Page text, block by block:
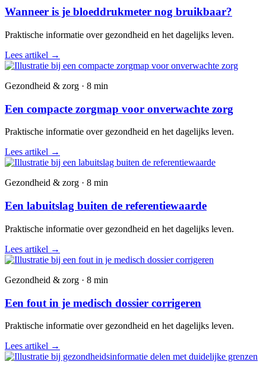
Wanneer is je bloeddrukmeter nog bruikbaar?
Praktische informatie over gezondheid en het dagelijks leven.
Lees artikel →
Gezondheid & zorg · 8 min
Een compacte zorgmap voor onverwachte zorg
Praktische informatie over gezondheid en het dagelijks leven.
Lees artikel →
Gezondheid & zorg · 8 min
Een labuitslag buiten de referentiewaarde
Praktische informatie over gezondheid en het dagelijks leven.
Lees artikel →
Gezondheid & zorg · 8 min
Een fout in je medisch dossier corrigeren
Praktische informatie over gezondheid en het dagelijks leven.
Lees artikel →